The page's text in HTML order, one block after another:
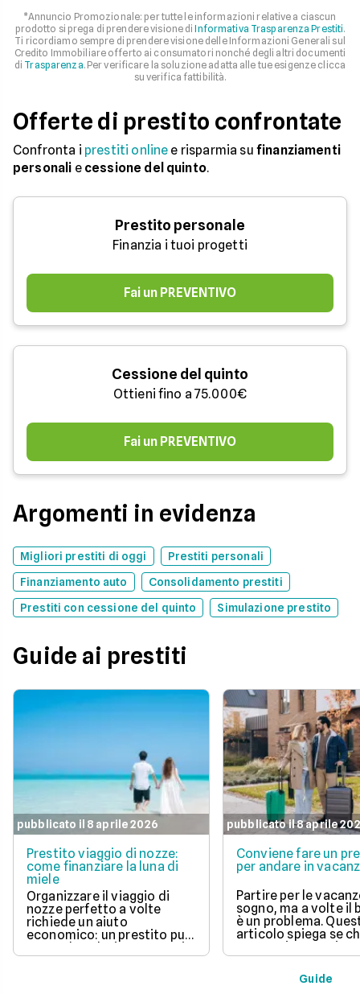
*Annuncio Promozionale: per tutte le informazioni relative a ciascun
prodotto si prega di prendere visione diInformativa Trasparenza Prestiti.
Ti ricordiamo sempre di prendere visione delle Informazioni Generali sul
Credito Immobiliare offerto ai consumatori nonché degli altri documenti
di Trasparenza. Per verificare la soluzione adatta alle tue esigenze clicca
su verifica fattibilità.
Offerte di prestito confrontate
Confronta i prestiti online e risparmia su finanziamenti
personali e cessione del quinto.
Prestito personale
Finanzia i tuoi progetti
Fai un PREVENTIVO
Cessione del quinto
Ottieni fino a 75.000€
Fai un PREVENTIVO
Argomenti in evidenza
Migliori prestiti di oggi
Prestiti personali
Finanziamento auto
Consolidamento prestiti
Prestiti con cessione del quinto
Simulazione prestito
Guide ai prestiti
pubblicato il 8 aprile 2026
Prestito viaggio di nozze:
come finanziare la luna di
miele
Organizzare il viaggio di
nozze perfetto a volte
richiede un aiuto
economico: un prestito può
essere la soluzione. Scopri
come funziona, quali tipi ci
pubblicato il 8 aprile
Conviene fare un
per andare in
Partire per le
sogno, ma a volte il
è un problema.
articolo spiega se
un prestito per
una buona idea,
vantaggi come la
di partire subito e
Guide